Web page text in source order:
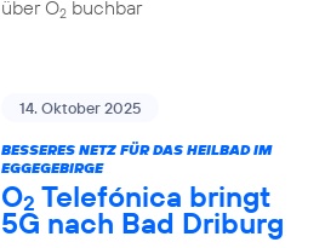
über O2buchbar
14. Oktober 2025
BESSERES NETZ FÜR DAS HEILBAD IM
EGGEGEBIRGE
O2 Telefónica bringt
5G nach Bad Driburg